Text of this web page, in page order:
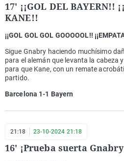
17' ¡¡GOL DEL BAYERN!!
KANE!!
¡¡GOL GOL GOL GOOOOOL!!
Sigue Gnabry haciendo muchísimo
para el alemán que levanta la cabeza
para que Kane, con un remate
partido.
Barcelona 1-1 Bayern
21:18 23-10-2024 21:18
16' ¡Prueba suerta